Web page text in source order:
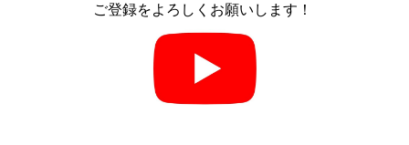
ご登録をよろしくお願いします！